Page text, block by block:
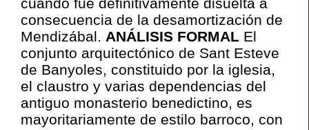
cuando fue definitivamente disuelta a
consecuencia de la desamortización de
Mendizábal. ANÁLISIS FORMAL El
conjunto arquitectónico de Sant Esteve
de Banyoles, constituido por la iglesia,
el claustro y varias dependencias del
antiguo monasterio benedictino, es
mayoritariamente de estilo barroco, con